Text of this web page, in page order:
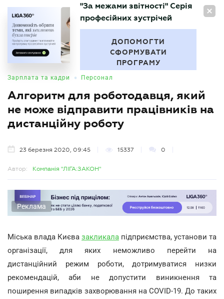
UA
БУХГАЛТЕР
"За межами звітності" Серія
професійних зустрічей
ДОПОМОГТИ
СФОРМУВАТИ
ПРОГРАМУ
Зарплата та кадри • Персонал
Алгоритм для роботодавця, який
не може відправити працівників на
дистанційну роботу
23 березня 2020, 09:45 15337 0
Автор: Компанія "ЛІГА:ЗАКОН"
Реклама
Міська влада Києва закликала підприємства, установи та
організації, для яких неможливо перейти на
дистанційний режим роботи, дотримуватися низки
рекомендацій, аби не допустити виникнення та
поширення випадків захворювання на COVID-19. До таких